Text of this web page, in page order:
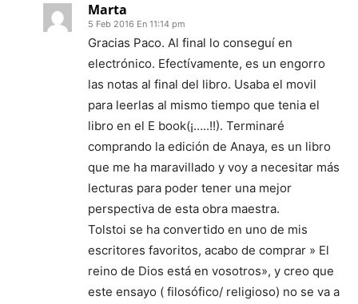
Marta
5 Feb 2016 En 11:14 pm
Gracias Paco. Al final lo conseguí en
electrónico. Efectívamente, es un engorro
las notas al final del libro. Usaba el movil
para leerlas al mismo tiempo que tenia el
libro en el E book(¡…..!!). Terminaré
comprando la edición de Anaya, es un libro
que me ha maravillado y voy a necesitar más
lecturas para poder tener una mejor
perspectiva de esta obra maestra.
Tolstoi se ha convertido en uno de mis
escritores favoritos, acabo de comprar » El
reino de Dios está en vosotros», y creo que
este ensayo ( filosófico/ religioso) no se va a